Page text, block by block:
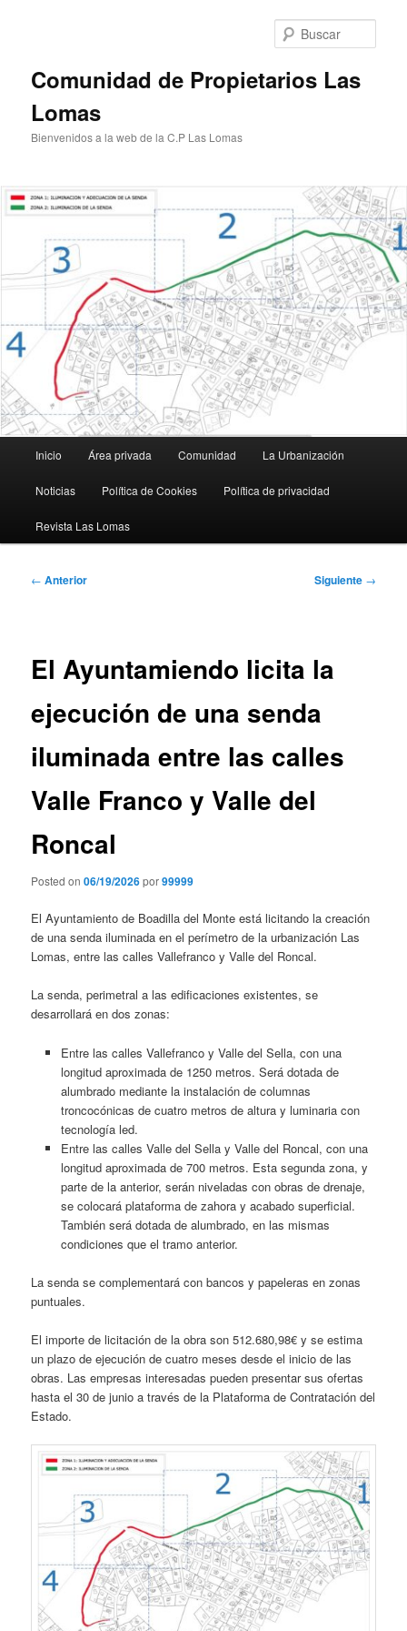
Comunidad de Propietarios Las
Lomas
Bienvenidos a la web de la C.P Las Lomas
principal
Inicio Área privada Comunidad La Urbanización
Noticias Política de Cookies Política de privacidad
Revista Las Lomas
Navegación
← Anterior Siguiente →
El Ayuntamiendo licita la
ejecución de una senda
iluminada entre las calles
Valle Franco y Valle del
Roncal
Posted on06/19/2026por99999
El Ayuntamiento de Boadilla del Monte está licitando la creación
de una senda iluminada en el perímetro de la urbanización Las
Lomas, entre las calles Vallefranco y Valle del Roncal.
La senda, perimetral a las edificaciones existentes, se
desarrollará en dos zonas:
Entre las calles Vallefranco y Valle del Sella, con una
longitud aproximada de 1250 metros. Será dotada de
alumbrado mediante la instalación de columnas
troncocónicas de cuatro metros de altura y luminaria con
tecnología led.
Entre las calles Valle del Sella y Valle del Roncal, con una
longitud aproximada de 700 metros. Esta segunda zona, y
parte de la anterior, serán niveladas con obras de drenaje,
se colocará plataforma de zahora y acabado superficial.
También será dotada de alumbrado, en las mismas
condiciones que el tramo anterior.
La senda se complementará con bancos y papeleras en zonas
puntuales.
El importe de licitación de la obra son 512.680,98€ y se estima
un plazo de ejecución de cuatro meses desde el inicio de las
obras. Las empresas interesadas pueden presentar sus ofertas
hasta el 30 de junio a través de la Plataforma de Contratación del
Estado.